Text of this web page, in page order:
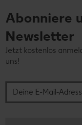
Abonniere
Newsletter
Jetzt kostenlos
uns!